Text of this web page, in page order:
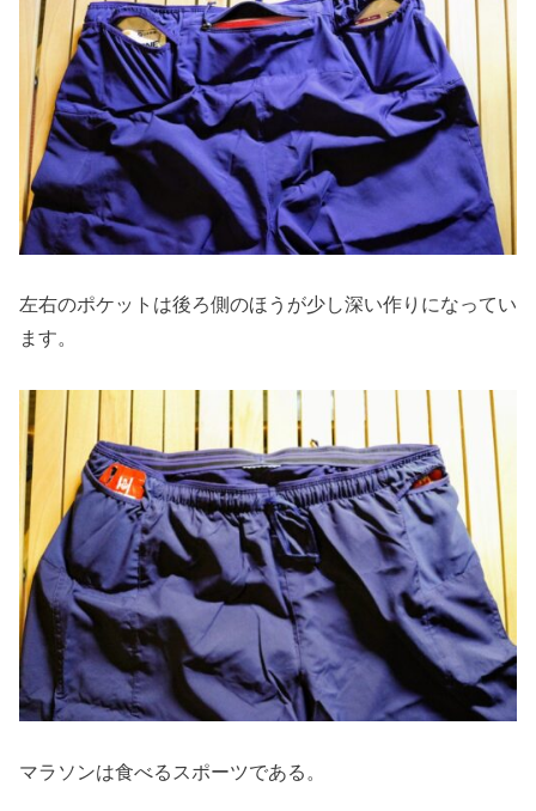
左右のポケットは後ろ側のほうが少し深い作りになってい
ます。
マラソンは食べるスポーツである。